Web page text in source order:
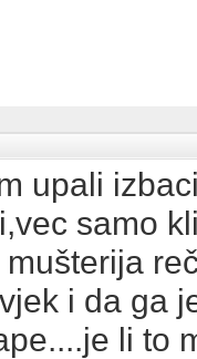
upali
samo
mušterija
i da ga
li to